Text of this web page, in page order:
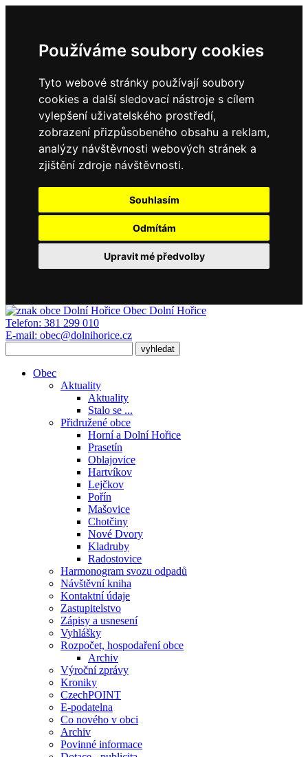
Používáme soubory cookies
Tyto webové stránky používají soubory
cookies a další sledovací nástroje s cílem
vylepšení uživatelského prostředí,
zobrazení přizpůsobeného obsahu a reklam,
analýzy návštěvnosti webových stránek a
zjištění zdroje návštěvnosti.
Souhlasím
Odmítám
Upravit mé předvolby
Obec Dolní Hořice
Telefon: 381 299 010
E-mail: obec@dolnihorice.cz
Obec
Aktuality
Aktuality
Stalo se ...
Přidružené obce
Horní a Dolní Hořice
Prasetín
Oblajovice
Hartvíkov
Lejčkov
Pořín
Mašovice
Chotčiny
Nové Dvory
Kladruby
Radostovice
Harmonogram svozu odpadů
Návštěvní kniha
Kontaktní údaje
Zastupitelstvo
Zápisy a usnesení
Vyhlášky
Rozpočet, hospodaření obce
Archiv
Výroční zprávy
Kroniky
CzechPOINT
E-podatelna
Co nového v obci
Archiv
Povinné informace